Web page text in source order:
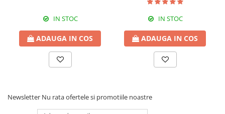
IN STOC
ADAUGA IN COS
IN STOC
ADAUGA IN COS
Newsletter Nu rata ofertele si promotiile noastre